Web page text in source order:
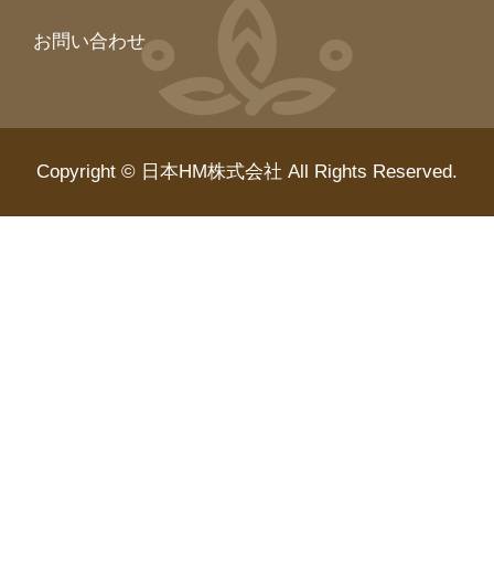
お問い合わせ
Copyright © 日本HM株式会社 All Rights Reserved.